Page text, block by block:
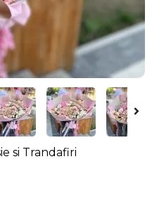
si Trandafiri